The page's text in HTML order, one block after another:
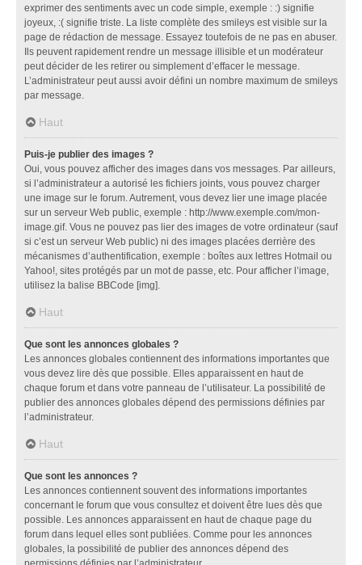
exprimer des sentiments avec un code simple, exemple : :) signifie
joyeux, :( signifie triste. La liste complète des smileys est visible sur la
page de rédaction de message. Essayez toutefois de ne pas en abuser.
Ils peuvent rapidement rendre un message illisible et un modérateur
peut décider de les retirer ou simplement d’effacer le message.
L’administrateur peut aussi avoir défini un nombre maximum de smileys
par message.
Haut
Puis-je publier des images ?
Oui, vous pouvez afficher des images dans vos messages. Par ailleurs,
si l’administrateur a autorisé les fichiers joints, vous pouvez charger
une image sur le forum. Autrement, vous devez lier une image placée
sur un serveur Web public, exemple : http://www.exemple.com/mon-
image.gif. Vous ne pouvez pas lier des images de votre ordinateur (sauf
si c’est un serveur Web public) ni des images placées derrière des
mécanismes d’authentification, exemple : boîtes aux lettres Hotmail ou
Yahoo!, sites protégés par un mot de passe, etc. Pour afficher l’image,
utilisez la balise BBCode [img].
Haut
Que sont les annonces globales ?
Les annonces globales contiennent des informations importantes que
vous devez lire dès que possible. Elles apparaissent en haut de
chaque forum et dans votre panneau de l’utilisateur. La possibilité de
publier des annonces globales dépend des permissions définies par
l’administrateur.
Haut
Que sont les annonces ?
Les annonces contiennent souvent des informations importantes
concernant le forum que vous consultez et doivent être lues dès que
possible. Les annonces apparaissent en haut de chaque page du
forum dans lequel elles sont publiées. Comme pour les annonces
globales, la possibilité de publier des annonces dépend des